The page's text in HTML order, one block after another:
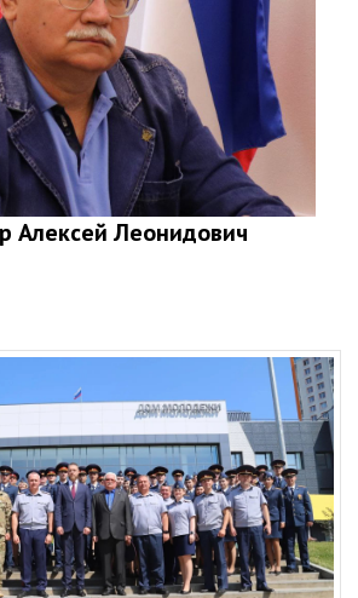
Алексей Леонидович